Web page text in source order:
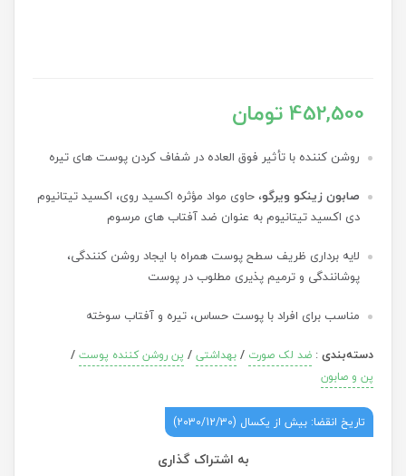
452,500 تومان
روشن کننده با تأثیر فوق العاده در شفاف کردن پوست های تیره
صابون زینکو ویرگو، حاوی مواد مؤثره اکسید روی، اکسید تیتانیوم و
دی اکسید تیتانیوم به عنوان ضد آفتاب های مرسوم
لایه برداری ظریف سطح پوست همراه با ایجاد روشن کنندگی،
پوشانندگی و ترمیم پذیری مطلوب در پوست
مناسب برای افراد با پوست حساس، تیره و آفتاب سوخته
دسته‌بندی: ضد لک صورت /بهداشتی/ پن روشن کننده پوست/
پن و صابون
تاریخ انقضا: بیش از یکسال (2030/12/30)
به اشتراک گذاری